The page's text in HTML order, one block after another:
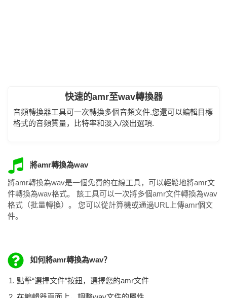
快速的amr至wav轉換器
音頻轉換器工具可一次轉換多個音頻文件.您還可以編輯目標
格式的音頻質量，比特率和淡入/淡出選項.
將amr轉換為wav
將amr轉換為wav是一個免費的在線工具，可以輕鬆地將amr文
件轉換為wav格式。 該工具可以一次將多個amr文件轉換為wav
格式（批量轉換）。 您可以從計算機或通過URL上傳amr個文
件。
如何將amr轉換為wav？
點擊“選擇文件”按鈕，選擇您的amr文件